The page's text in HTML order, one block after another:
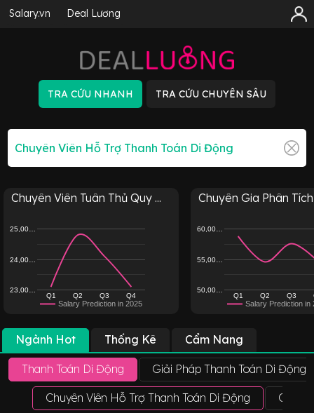
Salary.vn Deal Lương
Chuyên Viên Tuân Thủ Quy ...
Salary Prediction in 2025
Q1 Q2 Q3 Q4
23,00…
24,00…
25,00…
Chuyên Gia Phân Tích
Salary Prediction in
Q1 Q2 Q3
50,00…
55,00…
60,00…
Ngành Hot Thống Kê Cẩm Nang
Thanh Toán Di Động Giải Pháp Thanh Toán Di Động
Chuyên Viên Hỗ Trợ Thanh Toán Di Động